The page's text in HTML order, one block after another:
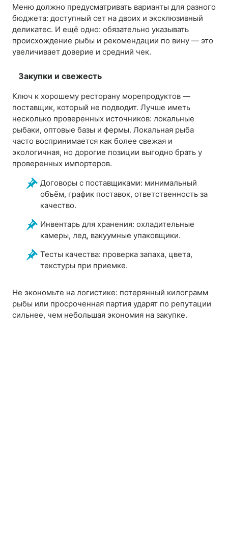
Меню должно предусматривать варианты для разного
бюджета: доступный сет на двоих и эксклюзивный
деликатес. И ещё одно: обязательно указывать
происхождение рыбы и рекомендации по вину — это
увеличивает доверие и средний чек.
Закупки и свежесть
Ключ к хорошему ресторану морепродуктов —
поставщик, который не подводит. Лучше иметь
несколько проверенных источников: локальные
рыбаки, оптовые базы и фермы. Локальная рыба
часто воспринимается как более свежая и
экологичная, но дорогие позиции выгодно брать у
проверенных импортеров.
Договоры с поставщиками: минимальный
объём, график поставок, ответственность за
качество.
Инвентарь для хранения: охладительные
камеры, лед, вакуумные упаковщики.
Тесты качества: проверка запаха, цвета,
текстуры при приемке.
Не экономьте на логистике: потерянный килограмм
рыбы или просроченная партия ударят по репутации
сильнее, чем небольшая экономия на закупке.